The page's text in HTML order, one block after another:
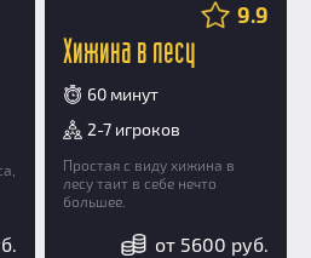
9.9
Хижина в лесу
60 минут
2-7 игроков
Простая с виду хижина в
лесу таит в себе нечто
большее.
от 5600 руб.